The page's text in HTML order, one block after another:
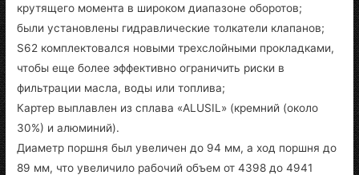
крутящего момента в широком диапазоне оборотов;
были установлены гидравлические толкатели клапанов;
S62 комплектовался новыми трехслойными прокладками,
чтобы еще более эффективно ограничить риски в
фильтрации масла, воды или топлива;
Картер выплавлен из сплава «ALUSIL» (кремний (около
30%) и алюминий).
Диаметр поршня был увеличен до 94 мм, а ход поршня до
89 мм, что увеличило рабочий объем от 4398 до 4941